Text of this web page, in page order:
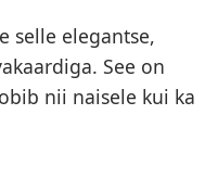
selle elegantse,
See on
nii naisele kui ka